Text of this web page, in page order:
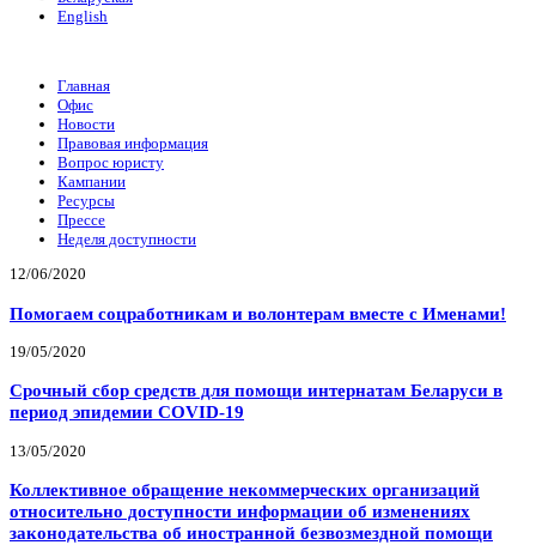
English
Главная
Офис
Новости
Правовая информация
Вопрос юристу
Кампании
Ресурсы
Прессе
Неделя доступности
12/06/2020
Помогаем соцработникам и волонтерам вместе с Именами!
19/05/2020
Срочный сбор средств для помощи интернатам Беларуси в
период эпидемии COVID-19
13/05/2020
Коллективное обращение некоммерческих организаций
относительно доступности информации об изменениях
законодательства об иностранной безвозмездной помощи